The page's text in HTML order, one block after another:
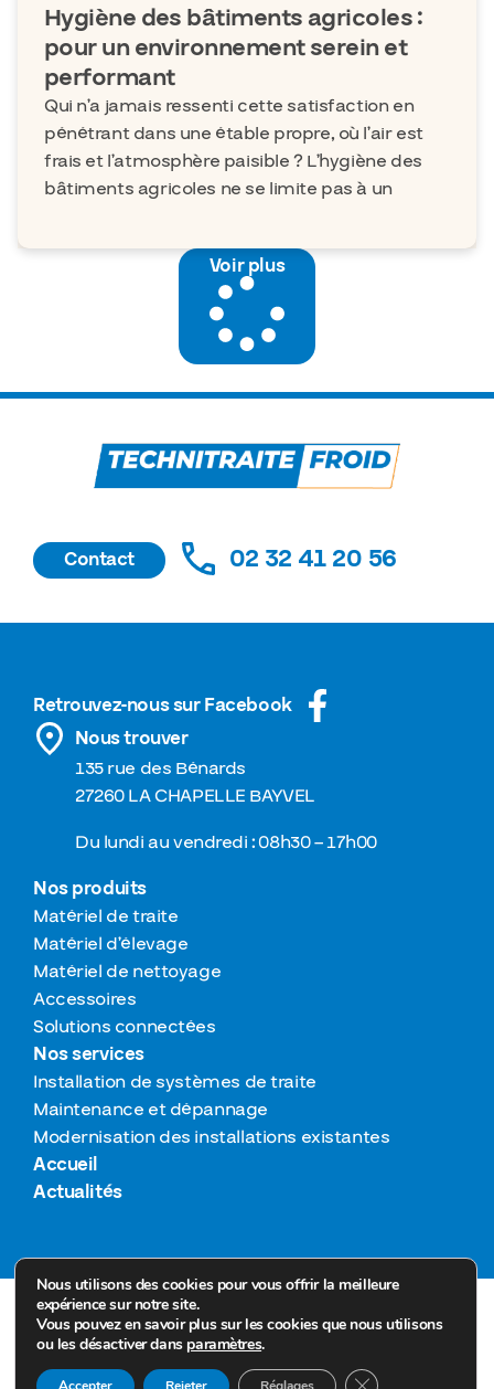
Hygiène des bâtiments agricoles :
pour un environnement serein et
performant
Qui n’a jamais ressenti cette satisfaction en
pénétrant dans une étable propre, où l’air est
frais et l’atmosphère paisible ? L’hygiène des
bâtiments agricoles ne se limite pas à un
Voir plus
Contact 02 32 41 20 56
Nos produits
Matériel de traite
Matériel d’élevage
Matériel de nettoyage
Accessoires
Solutions connectées
Nos services
Installation de systèmes de traite
Maintenance et dépannage
Modernisation des installations existantes
Accueil
Actualités
Retrouvez-nous sur Facebook
Nous trouver
135 rue des Bénards
27260 LA CHAPELLE BAYVEL
Du lundi au vendredi : 08h30 – 17h00
© 2026 Tous droits réservés Technitraite froid
Mentions légales
Nous utilisons des cookies pour vous offrir la meilleure
expérience sur notre site.
Vous pouvez en savoir plus sur les cookies que nous utilisons
ou les désactiver dans paramètres.
Fermer la bannière